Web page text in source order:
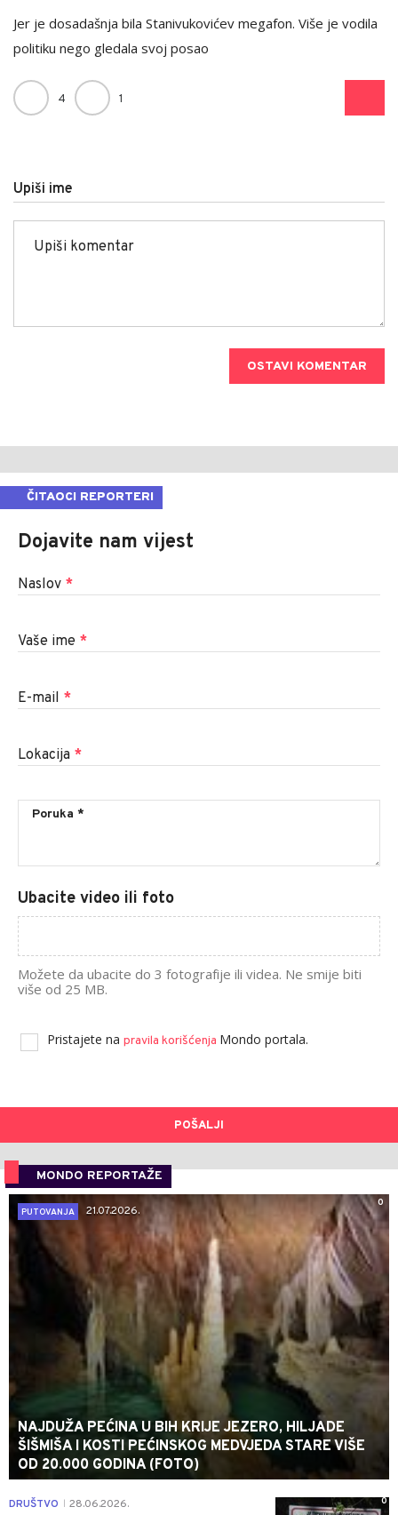
Jer je dosadašnja bila Stanivukovićev megafon. Više je vodila
politiku nego gledala svoj posao
4 1
Upiši ime
OSTAVI KOMENTAR
ČITAOCI REPORTERI
Dojavite nam vijest
Naslov *
Vaše ime *
E-mail *
Lokacija *
Ubacite video ili foto
Možete da ubacite do 3 fotografije ili videa. Ne smije biti
više od 25 MB.
Pristajete na pravila korišćenja Mondo portala.
POŠALJI
MONDO REPORTAŽE
0
PUTOVANJA
21.07.2026.
NAJDUŽA PEĆINA U BIH KRIJE JEZERO, HILJADE
ŠIŠMIŠA I KOSTI PEĆINSKOG MEDVJEDA STARE VIŠE
OD 20.000 GODINA (FOTO)
0
DRUŠTVO 28.06.2026.